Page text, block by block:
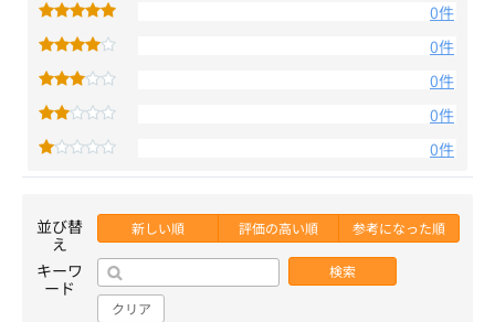
0件
0件
0件
0件
0件
並び替
え
新しい順 評価の高い順 参考になった順
キーワ
ード
検索
クリア